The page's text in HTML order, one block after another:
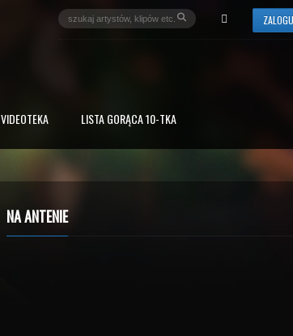
VIDEOTEKA LISTA GORĄCA 10-TKA
NA ANTENIE